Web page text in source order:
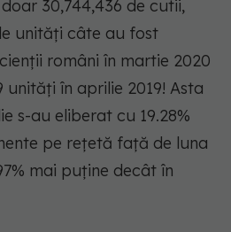
30,744,436 de cutii,
unități câte au fost
români în martie 2020
unități în aprilie 2019! Asta
s-au eliberat cu 19.28%
pe rețetă față de luna
mai puține decât în